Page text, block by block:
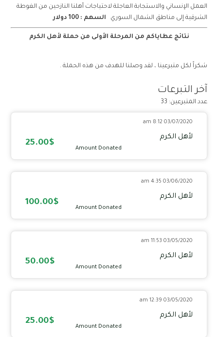
العمل الإنساني والاستجابة العاجلة لاحتياجات أهلنا النازحين من الغوطة
الشرقية إلى مناطق الشمال السوري
السهم : 100 دولار
نتائج عطاياكم من المرحلة الأولى من حملة لأهل الكرم
شكراً لكل متبرعينا ، لقد وصلنا للهدف من هذه الحملة .
آخر التبرعات
عدد المتبرعين: 33
03/07/2020 8:12 am
لأهل الكرم
Amount Donated
25.00$
03/06/2020 4:35 am
لأهل الكرم
Amount Donated
100.00$
03/05/2020 11:53 am
لأهل الكرم
Amount Donated
50.00$
03/05/2020 12:39 am
لأهل الكرم
Amount Donated
25.00$